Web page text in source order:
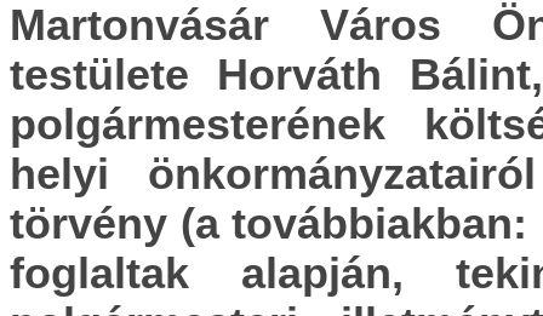
Martonvásár Város
testülete Horváth Bálint
polgármesterének
helyi
törvény (a továbbiakban:
foglaltak alapján,